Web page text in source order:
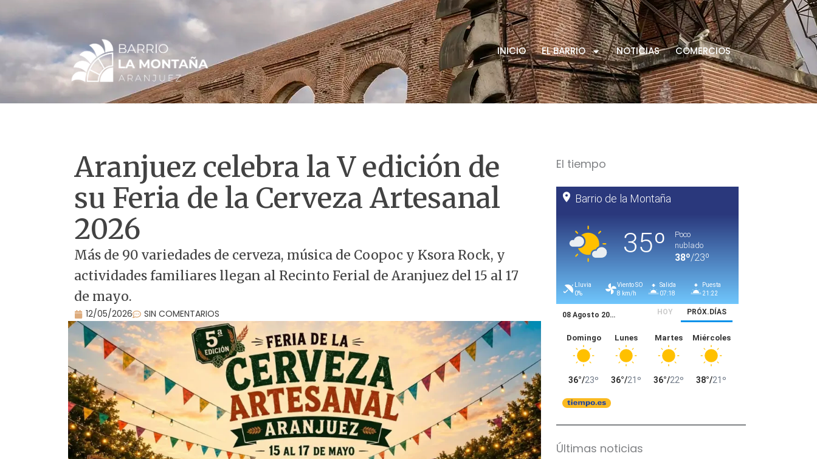
al
contenido
INICIO EL BARRIO NOTICIAS COMERCIOS
Aranjuez celebra la V edición de
su Feria de la Cerveza Artesanal
2026
Más de 90 variedades de cerveza, música de Coopoc y Ksora Rock, y
actividades familiares llegan al Recinto Ferial de Aranjuez del 15 al 17
de mayo.
12/05/2026 SIN COMENTARIOS
El tiempo
Últimas noticias